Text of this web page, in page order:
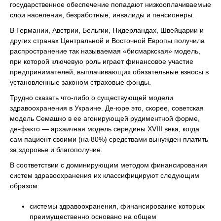
государственное обеспечение попадают низкооплачиваемые
слои населения, безработные, инвалиды и пенсионеры.
В Германии, Австрии, Бельгии, Нидерландах, Швейцарии и
других странах Центральной и Восточной Европы получила
распространение так называемая «бисмаркская» модель,
при которой ключевую роль играет финансовое участие
предпринимателей, выплачивающих обязательные взносы в
установленные законом страховые фонды.
Трудно сказать что-либо о существующей модели
здравоохранения в Украине. Де-юре это, скорее, советская
модель Семашко в ее агонирующей рудиментной форме,
де-факто — архаичная модель середины XVIII века, когда
сам пациент своими (на 80%) средствами вынужден платить
за здоровье и благополучие.
В соответствии с доминирующим методом финансирования
систем здравоохранения их классифицируют следующим
образом:
системы здравоохранения, финансирование которых
преимущественно основано на общем